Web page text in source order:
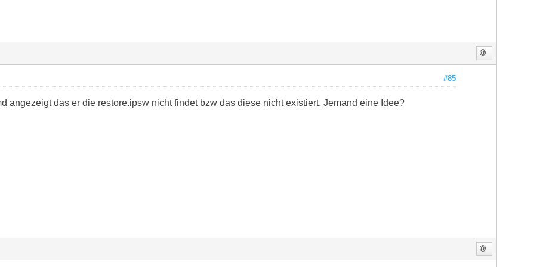
#85
angezeigt das er die restore.ipsw nicht findet bzw das diese nicht existiert. Jemand eine Idee?